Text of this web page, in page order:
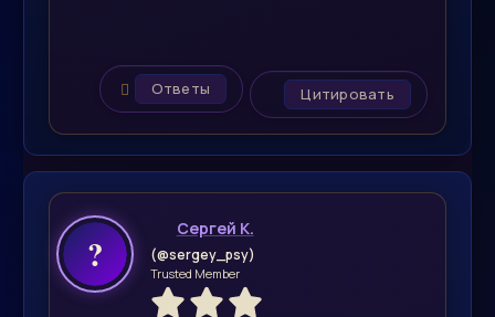
Ответы Цитировать
Сергей К.
(@sergey_psy)
Trusted Member